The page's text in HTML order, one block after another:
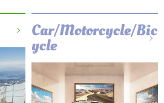
Car/Motorcycle/Bic
ycle